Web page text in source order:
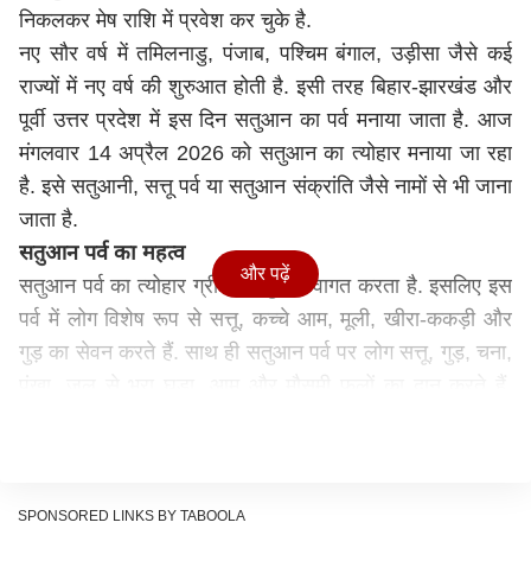
निकलकर मेष राशि में प्रवेश कर चुके है.
नए सौर वर्ष में तमिलनाडु, पंजाब, पश्चिम बंगाल, उड़ीसा जैसे कई
राज्यों में नए वर्ष की शुरुआत होती है. इसी तरह बिहार-झारखंड और
पूर्वी उत्तर प्रदेश में इस दिन सतुआन का पर्व मनाया जाता है. आज
मंगलवार 14 अप्रैल 2026 को सतुआन का त्योहार मनाया जा रहा
है. इसे सतुआनी, सत्तू पर्व या सतुआन संक्रांति जैसे नामों से भी जाना
जाता है.
सतुआन पर्व का महत्व
सतुआन पर्व का त्योहार ग्रीष्ण ऋतु के स्वागत करता है. इसलिए इस
पर्व में लोग विशेष रूप से सत्तू, कच्चे आम, मूली, खीरा-ककड़ी और
गुड़ का सेवन करते हैं. साथ ही सतुआन पर्व पर लोग सत्तू, गुड़, चना,
सूर्य देव को समर्पित है. सतुआन पर्व पर लोग सूर्य देव को धन्यवाद देते
और पढ़ें
SPONSORED LINKS BY TABOOLA